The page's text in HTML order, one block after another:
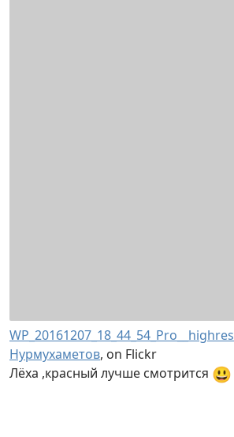
WP_20161207_18_44_54_Pro__highres
Нурмухаметов, on Flickr
Лёха ,красный лучше смотрится 😃